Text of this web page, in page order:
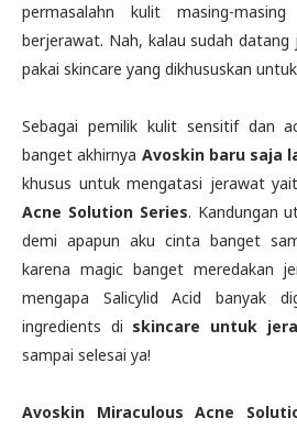
permasalahn kulit masing-
berjerawat. Nah, kalau sudah
pakai skincare yang dikhususkan
Sebagai pemilik kulit sensitif dan
banget akhirnya Avoskin baru saja
khusus untuk mengatasi jerawat
Acne Solution Series. Kandungan
demi apapun aku cinta banget
karena magic banget meredakan
mengapa Salicylid Acid banyak
ingredients di skincare untuk
sampai selesai ya!
Avoskin Miraculous Acne